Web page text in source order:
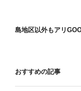
島地区以外もアリ
おすすめの記事